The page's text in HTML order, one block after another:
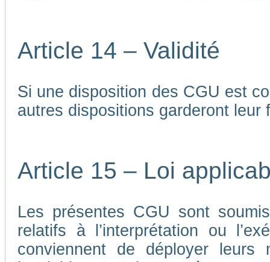
Article 14 – Validité
Si une disposition des CGU est
autres dispositions garderont leur
Article 15 – Loi
Les présentes CGU sont
relatifs à l’interprétation ou
conviennent de déployer